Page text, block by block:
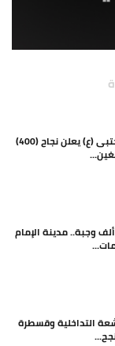
مستشفى الإمام الحسن المجتبى (ع) يعلن نجاح (400)
من (45) ألف زائر و(321) ألف وجبة.. مدينة الإمام
التداخلية وقسطرة